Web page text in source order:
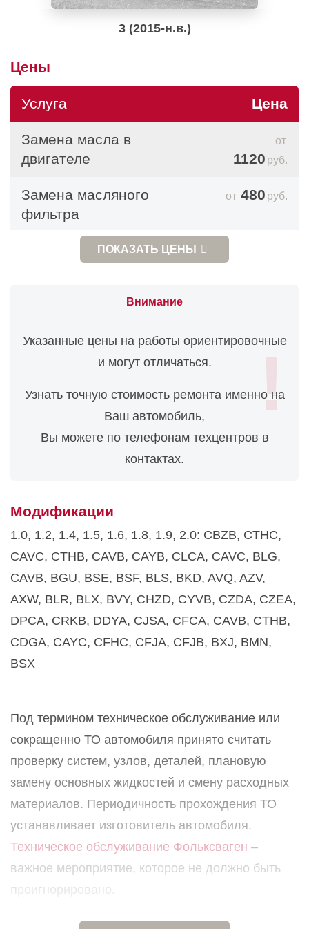
3 (2015-н.в.)
Цены
Услуга Цена
Замена масла в
двигателе
1120 руб.
Замена масляного
фильтра
480 руб.
Замена салонного
Замена воздушного
Замена топливного
Замена антифриза
1120руб.
жидкости
1920
Замена тормозных
колодок
1600руб.
ПОКАЗАТЬ ЦЕНЫ
Внимание
Указанные цены на работы ориентировочные
и могут отличаться.
Узнать точную стоимость ремонта именно на
Ваш автомобиль,
Вы можете по телефонам техцентров в
контактах.
Модификации
1.0, 1.2, 1.4, 1.5, 1.6, 1.8, 1.9, 2.0: CBZB, CTHC,
CAVC, CTHB, CAVB, CAYB, CLCA, CAVC, BLG,
CAVB, BGU, BSE, BSF, BLS, BKD, AVQ, AZV,
AXW, BLR, BLX, BVY, CHZD, CYVB, CZDA, CZEA,
DPCA, CRKB, DDYA, CJSA, CFCA, CAVB, CTHB,
CDGA, CAYC, CFHC, CFJA, CFJB, BXJ, BMN,
BSX
Под термином техническое обслуживание или
сокращенно ТО автомобиля принято считать
проверку систем, узлов, деталей, плановую
замену основных жидкостей и смену расходных
материалов. Периодичность прохождения ТО
устанавливает изготовитель автомобиля.
Техническое обслуживание Фольксваген –
важное мероприятие, которое не должно быть
проигнорировано.